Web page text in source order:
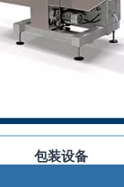
包装设备